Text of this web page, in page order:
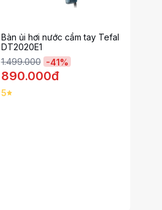
Bàn ủi hơi nước cầm tay Tefal
DT2020E1
1.499.000 -41%
890.000đ
5